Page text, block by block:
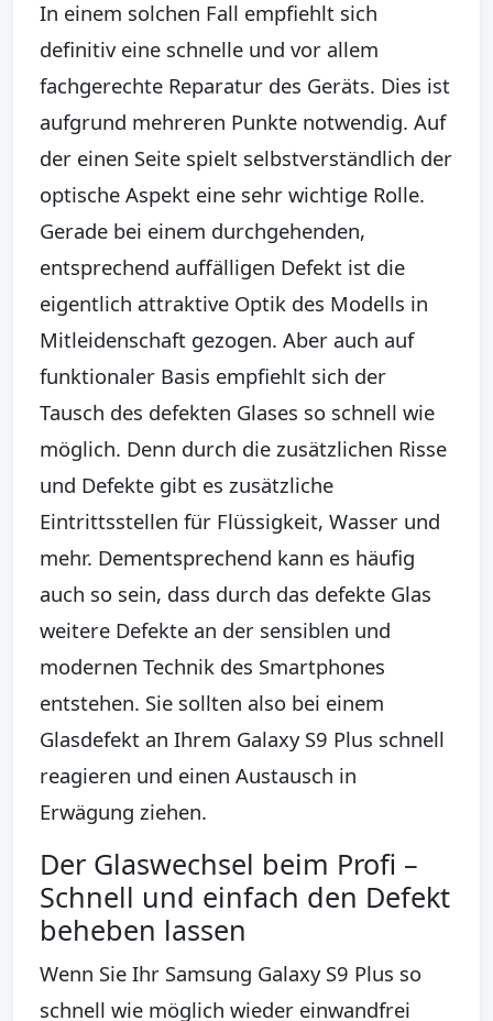
In einem solchen Fall empfiehlt sich
definitiv eine schnelle und vor allem
fachgerechte Reparatur des Geräts. Dies ist
aufgrund mehreren Punkte notwendig. Auf
der einen Seite spielt selbstverständlich der
optische Aspekt eine sehr wichtige Rolle.
Gerade bei einem durchgehenden,
entsprechend auffälligen Defekt ist die
eigentlich attraktive Optik des Modells in
Mitleidenschaft gezogen. Aber auch auf
funktionaler Basis empfiehlt sich der
Tausch des defekten Glases so schnell wie
möglich. Denn durch die zusätzlichen Risse
und Defekte gibt es zusätzliche
Eintrittsstellen für Flüssigkeit, Wasser und
mehr. Dementsprechend kann es häufig
auch so sein, dass durch das defekte Glas
weitere Defekte an der sensiblen und
modernen Technik des Smartphones
entstehen. Sie sollten also bei einem
Glasdefekt an Ihrem Galaxy S9 Plus schnell
reagieren und einen Austausch in
Erwägung ziehen.
Der Glaswechsel beim Profi –
Schnell und einfach den Defekt
beheben lassen
Wenn Sie Ihr Samsung Galaxy S9 Plus so
schnell wie möglich wieder einwandfrei